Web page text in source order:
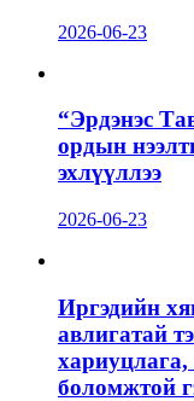
2026-06-23
“Эрдэнэс
ордын
эхлүүллээ
2026-06-23
Иргэдийн
авлигатай
боломжтой